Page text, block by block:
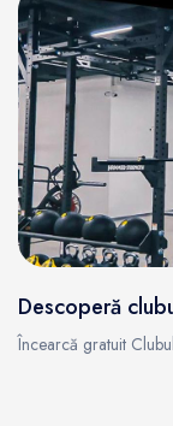
Descoperă
Încearcă gratuit